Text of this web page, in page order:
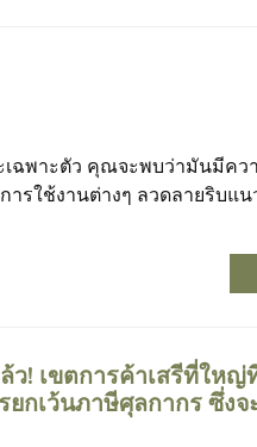
ฉพาะตัว คุณจะพบว่ามันมีคว
รใช้งานต่างๆ ลวดลายริบแน
! เขตการค้าเสรีที่ใหญ่
กเว้นภาษีศุลกากร ซึ่งจ